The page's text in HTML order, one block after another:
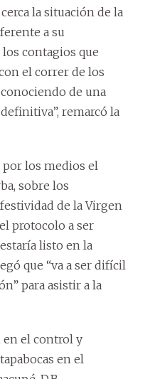
la situación de la
a su
contagios que
el correr de los
de una
remarcó la
los medios el
sobre los
de la Virgen
protocolo a ser
listo en la
que “va a ser difícil
para asistir a la
en el control y
en el